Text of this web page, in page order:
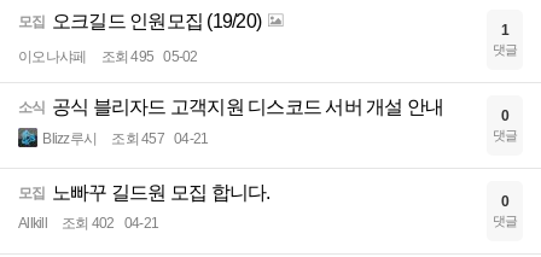
모집 오크길드 인원모집 (19/20)
이오나샤페 조회 495 05-02
1
댓글
소식 공식 블리자드 고객지원 디스코드 서버 개설 안내
Blizz루시 조회 457 04-21
0
댓글
모집 노빠꾸 길드원 모집 합니다.
Allkill 조회 402 04-21
0
댓글